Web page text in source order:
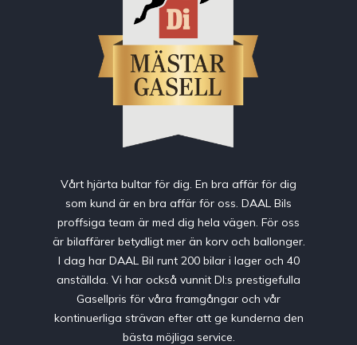
Vårt hjärta bultar för dig. En bra affär för dig
som kund är en bra affär för oss. DAAL Bils
proffsiga team är med dig hela vägen. För oss
är bilaffärer betydligt mer än korv och ballonger.
I dag har DAAL Bil runt 200 bilar i lager och 40
anställda. Vi har också vunnit DI:s prestigefulla
Gasellpris för våra framgångar och vår
kontinuerliga strävan efter att ge kunderna den
bästa möjliga service.